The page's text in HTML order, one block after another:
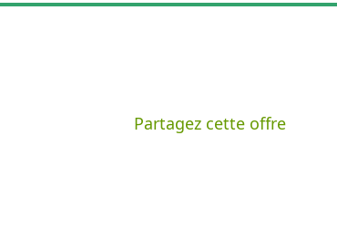
Partagez cette offre